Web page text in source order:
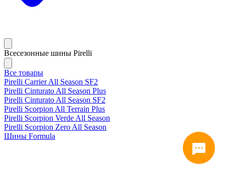
Всесезонные шины Pirelli
Все товары
Pirelli Carrier All Season SF2
Pirelli Cinturato All Season Plus
Pirelli Cinturato All Season SF2
Pirelli Scorpion All Terrain Plus
Pirelli Scorpion Verde All Season
Pirelli Scorpion Zero All Season
Шины Formula